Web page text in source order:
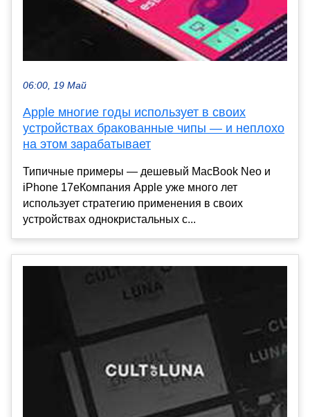
06:00, 19 Май
Apple многие годы использует в своих
устройствах бракованные чипы — и неплохо
на этом зарабатывает
Типичные примеры — дешевый MacBook Neo и
iPhone 17eКомпания Apple уже много лет
использует стратегию применения в своих
устройствах однокристальных с...